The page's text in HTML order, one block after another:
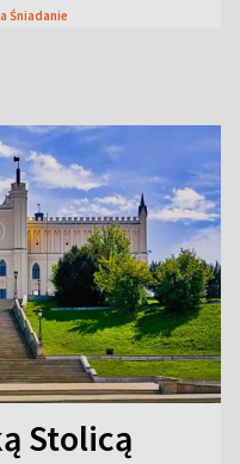
Śniadanie
Stolicą